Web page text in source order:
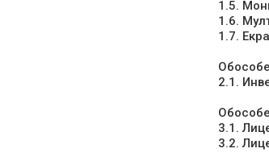
1.5.
1.6.
1.7.
2.1.
3.1.
3.2.